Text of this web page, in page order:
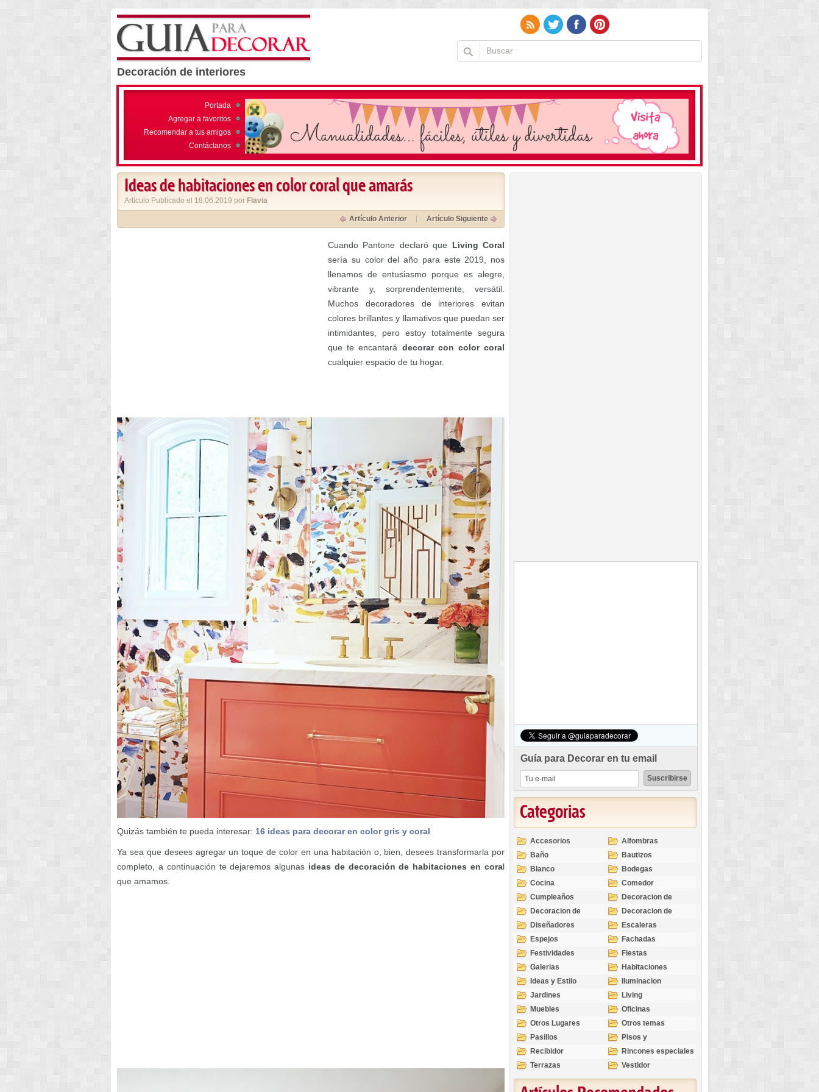
Decoración de interiores
Portada
Agregar a favoritos
Recomendar a tus amigos
Contáctanos
Ideas de habitaciones en color coral que amarás
Artículo Publicado el 18.06.2019 por Flavia
Artículo Anterior Artículo Siguiente
Cuando Pantone declaró que Living Coral
sería su color del año para este 2019, nos
llenamos de entusiasmo porque es alegre,
vibrante y, sorprendentemente, versátil.
Muchos decoradores de interiores evitan
colores brillantes y llamativos que puedan ser
intimidantes, pero estoy totalmente segura
que te encantará decorar con color coral
cualquier espacio de tu hogar.
Quizás también te pueda interesar: 16 ideas para decorar en color gris y coral
Ya sea que desees agregar un toque de color en una habitación o, bien, desees transformarla por
completo, a continuación te dejaremos algunas ideas de decoración de habitaciones en coral
que amamos.
Guía para Decorar en tu email
Categorias
Accesorios
Alfombras
Baño
Bautizos
Blanco
Bodegas
Cocina
Comedor
Cumpleaños
Decoracion de
Exteriores
Decoracion de
Interiores
Decoracion de
Ocasiones
Diseñadores
Escaleras
Espejos
Fachadas
Festividades
Fiestas
Galerias
Habitaciones
Ideas y Estilo
Iluminacion
Jardines
Living
Muebles
Oficinas
Otros Lugares
Otros temas
Pasillos
Pisos y
revestimientos
Recibidor
Rincones especiales
Terrazas
Vestidor